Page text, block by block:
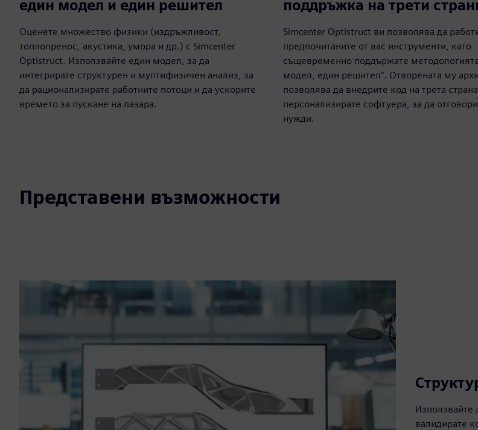
един модел и един решител
Оценете множество физики (издръжливост,
топлопренос, акустика, умора и др.) с Simcenter
Optistruct. Използвайте един модел, за да
интегрирате структурен и мултифизичен анализ, за
да рационализирате работните потоци и да ускорите
времето за пускане на пазара.
поддръжка на трети
Simcenter Optistruct ви позволява да
предпочитаните от вас инструменти, като
същевременно поддържате
модел, един решител“. Отворената му
позволява да внедрите код на трета
персонализирате софтуера, за да
нужди.
Представени възможности
Използвайте
валидирате